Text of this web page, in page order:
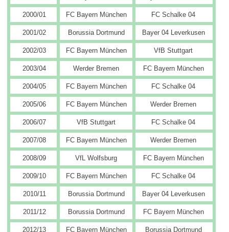
2000/01 FC Bayern München FC Schalke 04
2001/02 Borussia Dortmund Bayer 04 Leverkusen
2002/03 FC Bayern München VfB Stuttgart
2003/04 Werder Bremen FC Bayern München
2004/05 FC Bayern München FC Schalke 04
2005/06 FC Bayern München Werder Bremen
2006/07 VfB Stuttgart FC Schalke 04
2007/08 FC Bayern München Werder Bremen
2008/09 VfL Wolfsburg FC Bayern München
2009/10 FC Bayern München FC Schalke 04
2010/11 Borussia Dortmund Bayer 04 Leverkusen
2011/12 Borussia Dortmund FC Bayern München
2012/13 FC Bayern München Borussia Dortmund